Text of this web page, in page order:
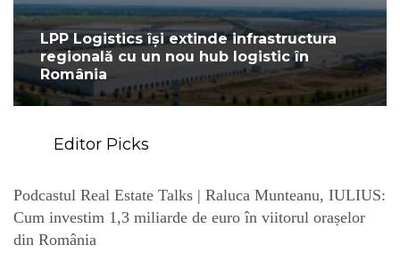
LPP Logistics își extinde infrastructura
regională cu un nou hub logistic în
România
Editor Picks
Podcastul Real Estate Talks | Raluca Munteanu, IULIUS:
Cum investim 1,3 miliarde de euro în viitorul orașelor
din România